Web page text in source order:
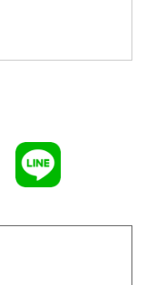
300円